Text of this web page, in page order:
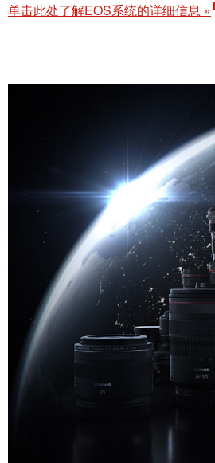
单击此处了解EOS系统的详细信息 »